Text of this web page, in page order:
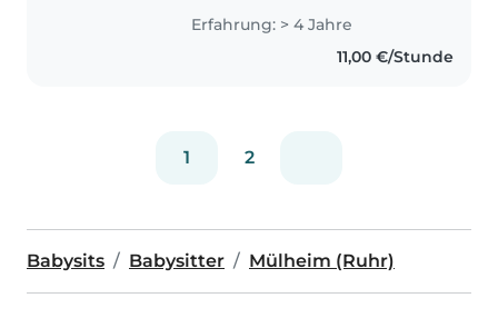
Kinderbetreuung mit. Ich arbeite
mit viel Geduld, Verantwortung
und ganz viel Herz für Kinder. Ob
Erfahrung: > 4 Jahre
11,00 €/Stunde
1 2
Babysits Babysitter Mülheim (Ruhr)